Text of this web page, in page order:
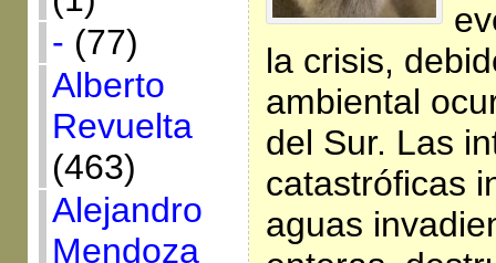
- (77)
Alberto
Revuelta
(463)
Alejandro
Mendoza
la crisis,
ambiental
del Sur. Las
catastróficas
aguas